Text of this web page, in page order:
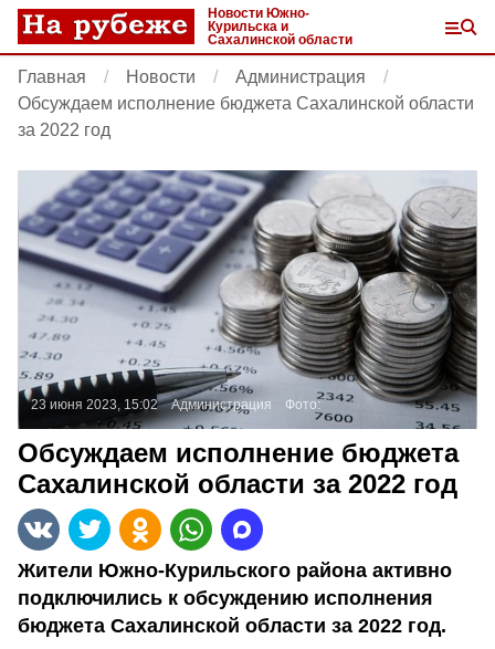
Новости Южно-
Курильска и
Сахалинской области
Главная Новости
Администрация
Обсуждаем исполнение бюджета Сахалинской области
за 2022 год
23 июня 2023, 15:02 Администрация Фото:
Обсуждаем исполнение бюджета
Сахалинской области за 2022 год
Жители Южно-Курильского района активно
подключились к обсуждению исполнения
бюджета Сахалинской области за 2022 год.